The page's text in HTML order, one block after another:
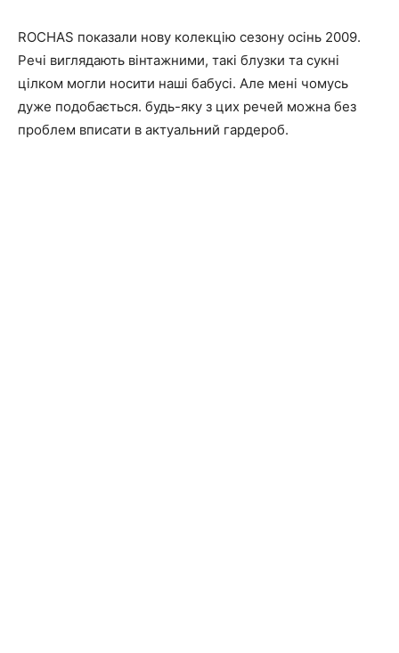
ROCHAS показали нову колекцію сезону осінь 2009.
Речі виглядають вінтажними, такі блузки та сукні
цілком могли носити наші бабусі. Але мені чомусь
дуже подобається. будь-яку з цих речей можна без
проблем вписати в актуальний гардероб.